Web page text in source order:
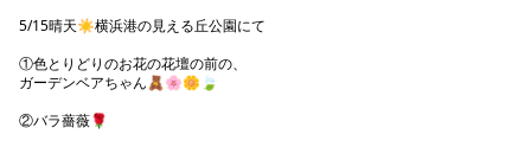
5/15晴天☀️横浜港の見える丘公園にて
①色とりどりのお花の花壇の前の、
ガーデンベアちゃん🧸🌸🌼🍃
②バラ薔薇🌹